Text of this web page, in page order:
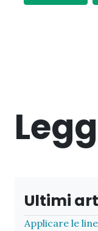
Ultimi
Applicare le